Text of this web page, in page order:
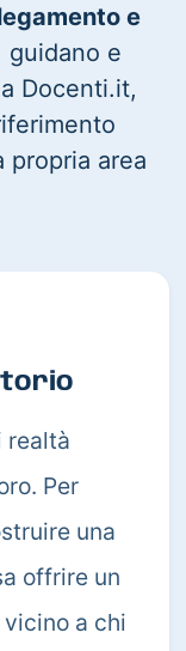
e
guidano e
Docenti.it,
propria area
realtà
Per
una
offrire un
a chi